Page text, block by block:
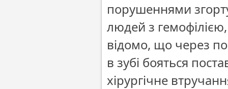
порушеннями
людей з
відомо, що через
в зубі бояться
хірургічне